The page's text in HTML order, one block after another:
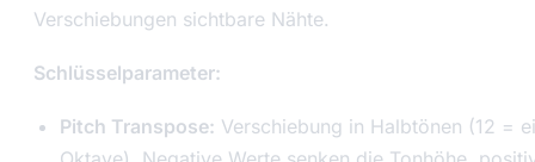
Verschiebungen sichtbare Nähte.
Schlüsselparameter:
Pitch Transpose: Verschiebung in Halbtönen (12 =